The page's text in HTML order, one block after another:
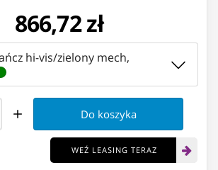
866,72 zł
hi-vis/zielony mech,
Do koszyka
WEŹ LEASING TERAZ